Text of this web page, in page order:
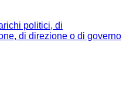
politici, di
di direzione o di governo